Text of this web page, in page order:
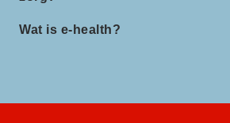
Wat is e-health?